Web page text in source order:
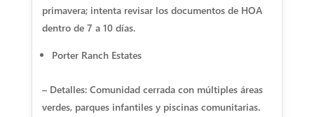
primavera; intenta revisar los documentos de HOA
dentro de 7 a 10 días.
Porter Ranch Estates
– Detalles: Comunidad cerrada con múltiples áreas
verdes, parques infantiles y piscinas comunitarias.